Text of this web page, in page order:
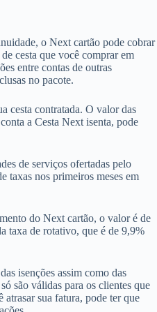
o Next cartão pode cobrar
cesta que você comprar em
entre contas de outras
no pacote.
cesta contratada. O valor das
a Cesta Next isenta, pode
de serviços ofertadas pelo
taxas nos primeiros meses em
do Next cartão, o valor é de
taxa de rotativo, que é de 9,9%
isenções assim como das
são válidas para os clientes que
sua fatura, pode ter que